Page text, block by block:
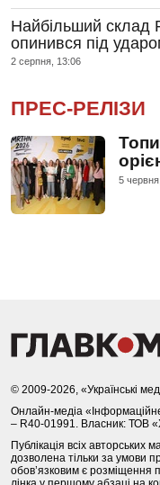
Найбільший склад
опинився під
2 серпня, 13:06
ПРЕС-РЕЛІЗИ
5
© 2009-2026, «Українські
Онлайн-медіа
– R40-01991. Власник: ТОВ
Публікація всіх авторських
дозволена тільки за умови
обов’язковим є розміщення